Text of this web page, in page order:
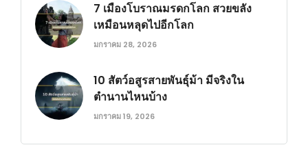
7 เมืองโบราณมรดกโลก สวยขลัง
เหมือนหลุดไปอีกโลก
มกราคม 28, 2026
10 สัตว์อสูรสายพันธุ์ม้า มีจริงใน
ตำนานไหนบ้าง
มกราคม 19, 2026